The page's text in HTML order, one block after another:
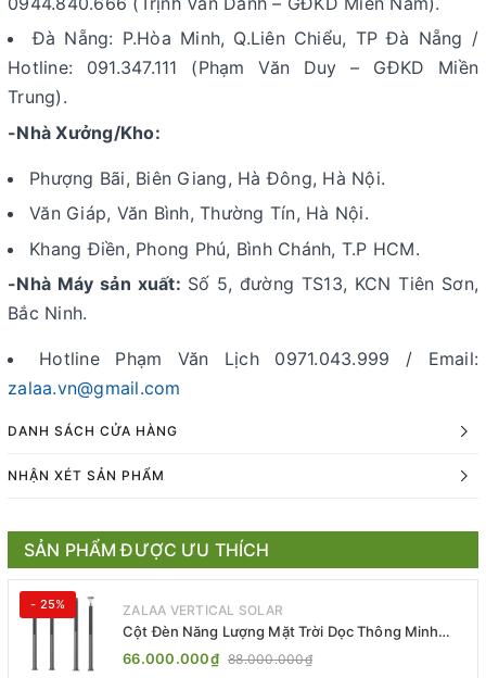
Đà Nẵng: P.Hòa Minh, Q.Liên Chiểu, TP Đà Nẵng /
Hotline: 091.347.111 (Phạm Văn Duy – GĐKD Miền
Trung).
-Nhà Xưởng/Kho:
Phượng Bãi, Biên Giang, Hà Đông, Hà Nội.
Văn Giáp, Văn Bình, Thường Tín, Hà Nội.
Khang Điền, Phong Phú, Bình Chánh, T.P HCM.
-Nhà Máy sản xuất: Số 5, đường TS13, KCN Tiên Sơn,
Bắc Ninh.
Hotline Phạm Văn Lịch 0971.043.999 / Email:
zalaa.vn@gmail.com
DANH SÁCH CỬA HÀNG
NHẬN XÉT SẢN PHẨM
SẢN PHẨM ĐƯỢC ƯU THÍCH
- 25% ZALAA VERTICAL SOLAR
Cột Đèn Năng Lượng Mặt Trời Dọc Thông Minh
ZSR-YYDS-360 | ZALAA Jsc
66.000.000₫ 88.000.000₫